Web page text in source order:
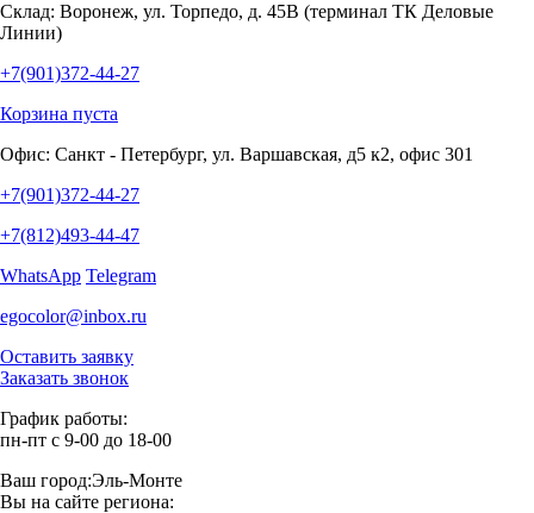
Склад: Воронеж, ул. Торпедо, д. 45В (терминал ТК Деловые
Линии)
+7(901)372-44-27
Корзина пуста
Офис: Санкт - Петербург, ул. Варшавская, д5 к2, офис 301
+7(901)372-44-27
+7(812)493-44-47
WhatsApp Telegram
egocolor@inbox.ru
Оставить заявку
Заказать звонок
График работы:
пн-пт с 9-00 до 18-00
Ваш город:Эль-Монте
Вы на сайте региона: